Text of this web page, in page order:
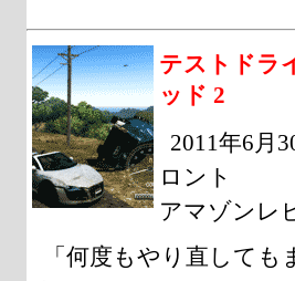
テストドラ
ッド 2
2011年6月
ロント
アマゾンレ
「何度もやり直しても